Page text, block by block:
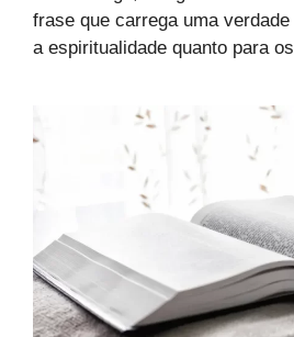
frase que carrega uma
a espiritualidade quanto para